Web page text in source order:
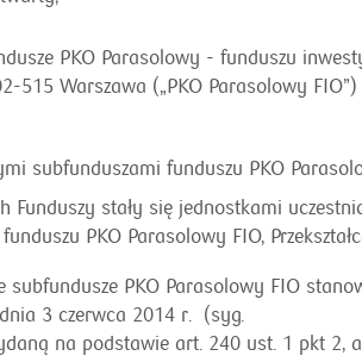
PKO Parasolowy - funduszu
515 Warszawa („PKO Parasolowy
subfunduszami funduszu PKO
Funduszy stały się jednostkami
PKO Parasolowy FIO,
subfundusze PKO Parasolowy FIO
3 czerwca 2014 r. (syg.
na podstawie art. 240 ust. 1 pkt 2,